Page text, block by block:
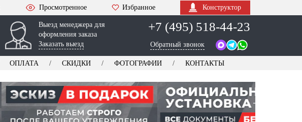
Просмотренное Избранное Конструктор
Выезд менеджера для
оформления заказа
Заказать выезд
+7 (495) 518-44-23
Обратный звонок
ОПЛАТА СКИДКИ ФОТОГРАФИИ КОНТАКТЫ